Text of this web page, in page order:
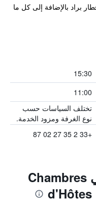
براد بالإضافة إلى كل ما
15:30
11:00
تختلف السياسات حسب
نوع الغرفة ومزود الخدمة.
+33 2 35 27 02 87
المزايا ووسائل الراحة في Chambres
d'Hôtes